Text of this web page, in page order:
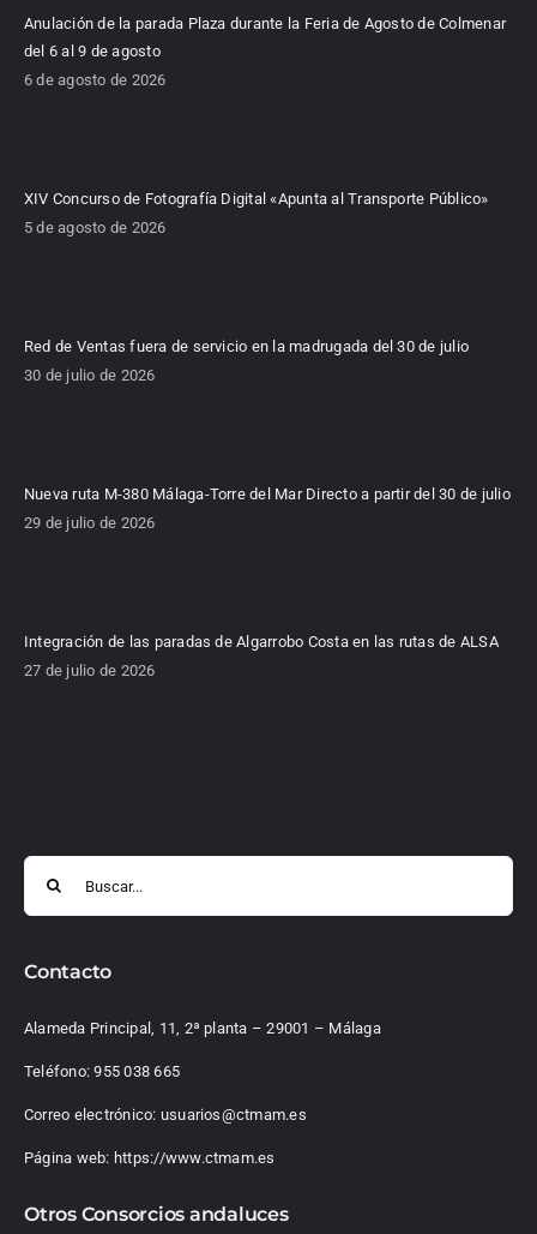
Anulación de la parada Plaza durante la Feria de Agosto de Colmenar
del 6 al 9 de agosto
6 de agosto de 2026
XIV Concurso de Fotografía Digital «Apunta al Transporte Público»
5 de agosto de 2026
Red de Ventas fuera de servicio en la madrugada del 30 de julio
30 de julio de 2026
Nueva ruta M-380 Málaga-Torre del Mar Directo a partir del 30 de julio
29 de julio de 2026
Integración de las paradas de Algarrobo Costa en las rutas de ALSA
27 de julio de 2026
Contacto
Alameda Principal, 11, 2ª planta – 29001 – Málaga
Teléfono:955 038 665
Correo electrónico: usuarios@ctmam.es
Página web: https://www.ctmam.es
Otros Consorcios andaluces